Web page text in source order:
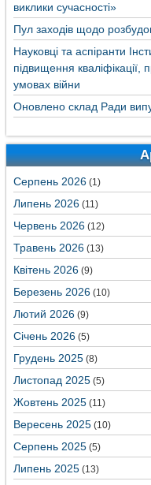
виклики сучасності»
Пул заходів щодо
Науковці та аспіранти
підвищення кваліфікації,
умовах війни
Оновлено склад Ради
Серпень 2026 (1)
Липень 2026 (11)
Червень 2026 (12)
Травень 2026 (13)
Квітень 2026 (9)
Березень 2026 (10)
Лютий 2026 (9)
Січень 2026 (5)
Грудень 2025 (8)
Листопад 2025 (5)
Жовтень 2025 (11)
Вересень 2025 (10)
Серпень 2025 (5)
Липень 2025 (13)